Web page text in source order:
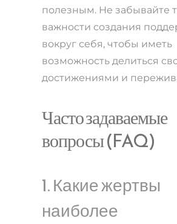
полезным. Не забывайте
важности создания
вокруг себя, чтобы иметь
возможность делиться
достижениями и
Часто задаваемые
вопросы (FAQ)
1. Какие жертвы
наиболее